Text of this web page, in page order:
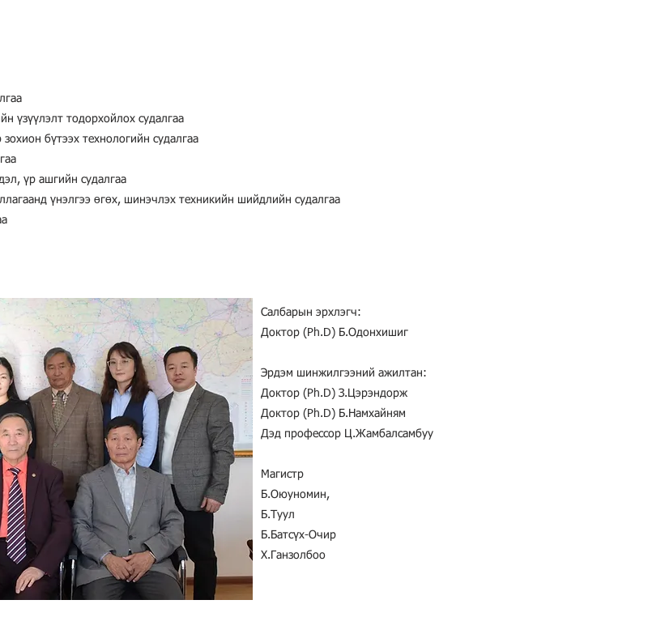
үзүүлэлт тодорхойлох судалгаа
бүтээх технологийн судалгаа
үр ашгийн судалгаа
үнэлгээ өгөх, шинэчлэх техникийн шийдлийн судалгаа
Салбарын эрхлэгч:
Доктор (Ph.D) Б.Одонхишиг
Эрдэм шинжилгээний ажилтан:
Доктор (Ph.D) З.Цэрэндорж
Доктор (Ph.D) Б.Намхайням
Дэд профессор Ц.Жамбалсамбуу
Магистр
Б.Оюуномин,
Б.Туул
Б.Батсүх-Очир
Х.Ганзолбоо